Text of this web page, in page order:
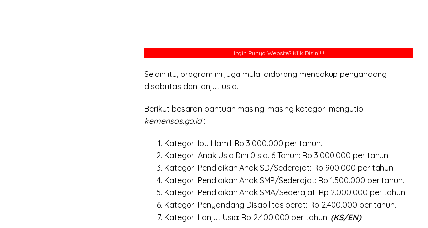
Ingin Punya Website? Klik Disini!!!
Selain itu, program ini juga mulai didorong mencakup penyandang
disabilitas dan lanjut usia.
Berikut besaran bantuan masing-masing kategori mengutip
kemensos.go.id:
Kategori Ibu Hamil: Rp 3.000.000 per tahun.
Kategori Anak Usia Dini 0 s.d. 6 Tahun: Rp 3.000.000 per tahun.
Kategori Pendidikan Anak SD/Sederajat: Rp 900.000 per tahun.
Kategori Pendidikan Anak SMP/Sederajat: Rp 1.500.000 per tahun.
Kategori Pendidikan Anak SMA/Sederajat: Rp 2.000.000 per tahun.
Kategori Penyandang Disabilitas berat: Rp 2.400.000 per tahun.
Kategori Lanjut Usia: Rp 2.400.000 per tahun. (KS/EN)